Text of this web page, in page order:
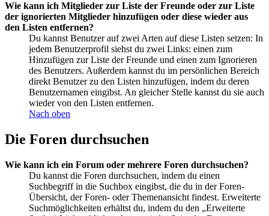
Wie kann ich Mitglieder zur Liste der Freunde oder zur Liste
der ignorierten Mitglieder hinzufügen oder diese wieder aus
den Listen entfernen?
Du kannst Benutzer auf zwei Arten auf diese Listen setzen: In
jedem Benutzerprofil siehst du zwei Links: einen zum
Hinzufügen zur Liste der Freunde und einen zum Ignorieren
des Benutzers. Außerdem kannst du im persönlichen Bereich
direkt Benutzer zu den Listen hinzufügen, indem du deren
Benutzernamen eingibst. An gleicher Stelle kannst du sie auch
wieder von den Listen entfernen.
Nach oben
Die Foren durchsuchen
Wie kann ich ein Forum oder mehrere Foren durchsuchen?
Du kannst die Foren durchsuchen, indem du einen
Suchbegriff in die Suchbox eingibst, die du in der Foren-
Übersicht, der Foren- oder Themenansicht findest. Erweiterte
Suchmöglichkeiten erhältst du, indem du den „Erweiterte